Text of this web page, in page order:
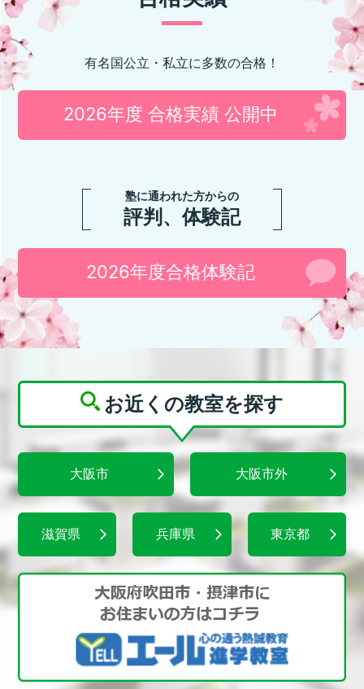
有名国公立・私立に多数の合格！
2026年度 合格実績 公開中
塾に通われた方からの
評判、体験記
2026年度合格体験記
お近くの教室を探す
大阪市 大阪市外
滋賀県 兵庫県 東京都